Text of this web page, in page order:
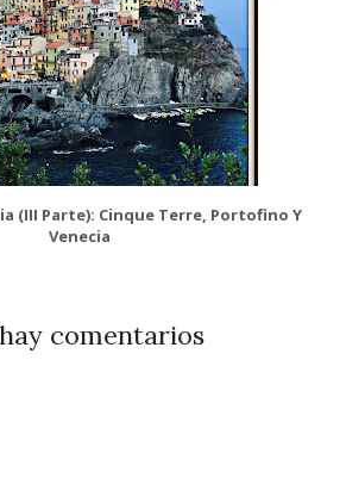
(III Parte): Cinque Terre, Portofino Y
Venecia
comentarios